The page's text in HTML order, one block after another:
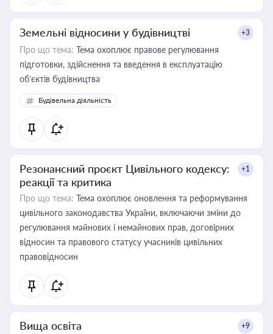
Земельні відносини у будівництві +3
Про що тема: Тема охоплює правове регулювання
підготовки, здійснення та введення в експлуатацію
об’єктів будівництва
Будівельна діяльність
Резонансний проєкт Цивільного кодексу:
реакції та критика
+1
Про що тема: Тема охоплює оновлення та реформування
цивільного законодавства України, включаючи зміни до
регулювання майнових і немайнових прав, договірних
відносин та правового статусу учасників цивільних
правовідносин
Вища освіта +9